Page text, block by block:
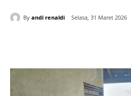
By andi renaldi Selasa, 31 Maret 2026